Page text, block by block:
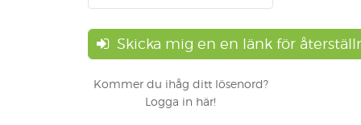
Skicka mig en en länk för
Kommer du ihåg ditt lösenord?
Logga in här!